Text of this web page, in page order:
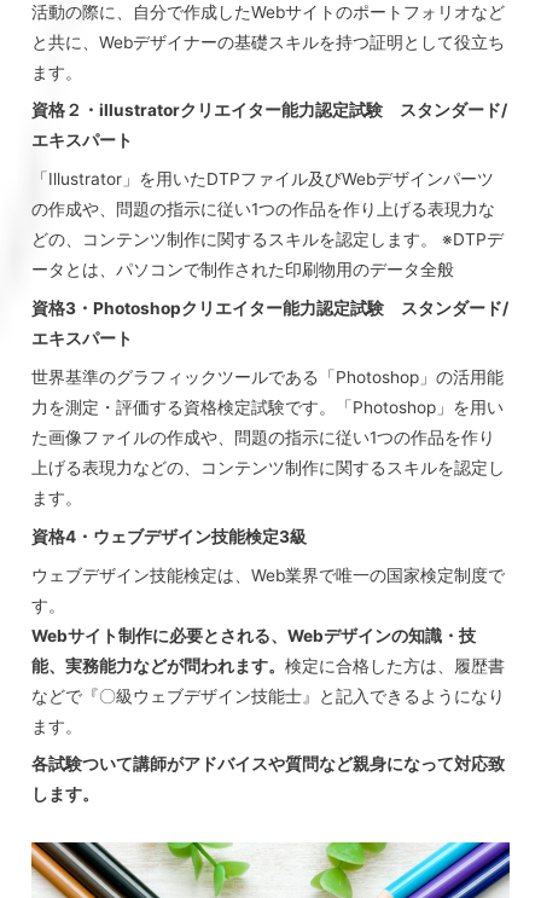
活動の際に、自分で作成したWebサイトのポートフォリオなど
と共に、Webデザイナーの基礎スキルを持つ証明として役立ち
ます。
資格２・illustratorクリエイター能力認定試験 スタンダード/
エキスパート
「Illustrator」を用いたDTPファイル及びWebデザインパーツ
の作成や、問題の指示に従い1つの作品を作り上げる表現力な
どの、コンテンツ制作に関するスキルを認定します。 ※DTPデ
ータとは、パソコンで制作された印刷物用のデータ全般
資格3・Photoshopクリエイター能力認定試験 スタンダード/
エキスパート
世界基準のグラフィックツールである「Photoshop」の活用能
力を測定・評価する資格検定試験です。「Photoshop」を用い
た画像ファイルの作成や、問題の指示に従い1つの作品を作り
上げる表現力などの、コンテンツ制作に関するスキルを認定し
ます。
資格4・ウェブデザイン技能検定3級
ウェブデザイン技能検定は、Web業界で唯一の国家検定制度で
す。
Webサイト制作に必要とされる、Webデザインの知識・技
能、実務能力などが問われます。検定に合格した方は、履歴書
などで『〇級ウェブデザイン技能士』と記入できるようになり
ます。
各試験ついて講師がアドバイスや質問など親身になって対応致
します。